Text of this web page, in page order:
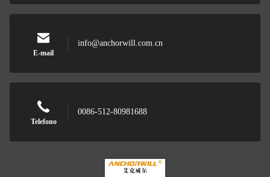
E-mail
info@anchorwill.com.cn
Telefono
0086-512-80981688